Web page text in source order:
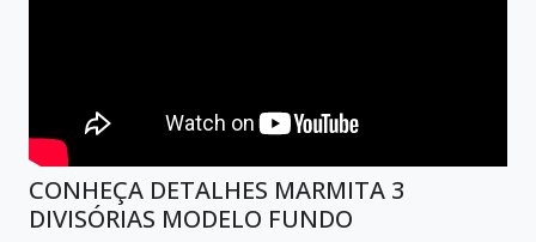
CONHEÇA DETALHES MARMITA 3
DIVISÓRIAS MODELO FUNDO